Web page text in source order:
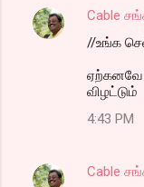
Cable
//உங்க
ஏற்கனவே
விழட்டும்
4:43 PM
Cable